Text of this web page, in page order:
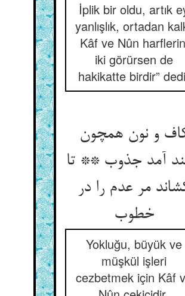
İplik bir oldu, artık
yanlışlık, ortadan
Kâf ve Nûn
iki görürsen de
hakikatte birdir”
و نون همچون
آمد جذوب ** تا
مر عدم را در
خطوب‌‌
Yokluğu, büyük ve
müşkül işleri
cezbetmek için Kâf